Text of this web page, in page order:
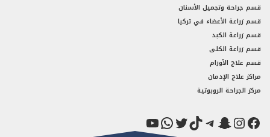
قسم جراحة وتجميل الأسنان
قسم زراعة الأعضاء في تركيا
قسم زراعة الكبد
قسم زراعة الكلى
قسم علاج الأورام
مراكز علاج الإدمان
مركز الجراحة الروبوتية
فيسبوك
إنستجرام
سناب شاتتيليجرام
تيك توكتويترواتساب
يوتيوب